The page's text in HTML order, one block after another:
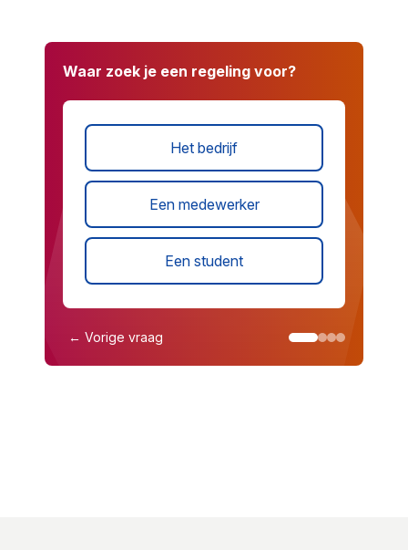
Waar zoek je een regeling voor?
Het bedrijf
Een medewerker
Een student
← Vorige vraag